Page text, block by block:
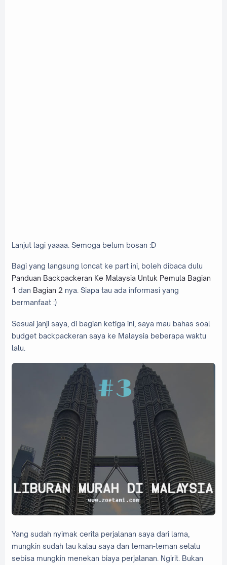
Lanjut lagi yaaaa. Semoga belum bosan :D
Bagi yang langsung loncat ke part ini, boleh dibaca dulu
Panduan Backpackeran Ke Malaysia Untuk Pemula Bagian
1 dan Bagian 2 nya. Siapa tau ada informasi yang
bermanfaat :)
Sesuai janji saya, di bagian ketiga ini, saya mau bahas soal
budget backpackeran saya ke Malaysia beberapa waktu
lalu.
Yang sudah nyimak cerita perjalanan saya dari lama,
mungkin sudah tau kalau saya dan teman-teman selalu
sebisa mungkin menekan biaya perjalanan. Ngirit. Bukan